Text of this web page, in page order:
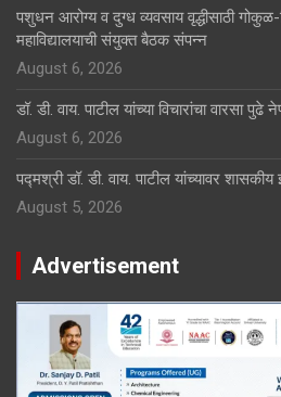
पशुधन आरोग्य व दुग्ध व्यवसाय वृद्धीसाठी गोकुळ-
महाविद्यालयाची संयुक्त बैठक संपन्न
August 6, 2026
डॉ. डी. वाय. पाटील यांच्या विचारांचा वारसा पुढे
August 6, 2026
पद्मश्री डॉ. डी. वाय. पाटील यांच्यावर
August 5, 2026
Advertisement